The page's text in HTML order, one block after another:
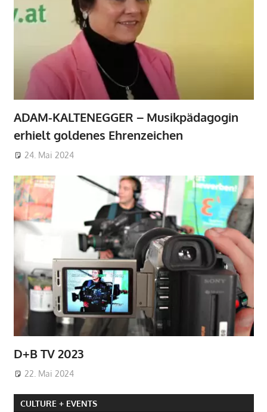
ADAM-KALTENEGGER – Musikpädagogin
erhielt goldenes Ehrenzeichen
24. Mai 2024
D+B TV 2023
22. Mai 2024
CULTURE + EVENTS